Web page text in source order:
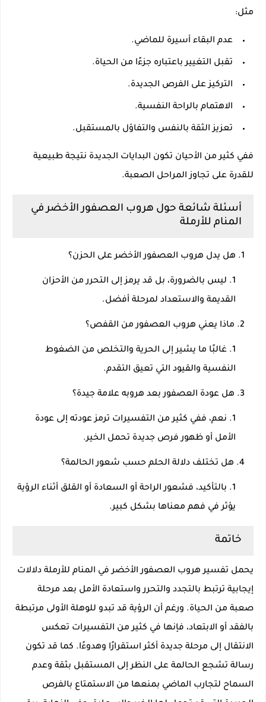
مثل:
عدم البقاء أسيرة للماضي.
تقبل التغيير باعتباره جزءًا من الحياة.
التركيز على الفرص الجديدة.
الاهتمام بالراحة النفسية.
تعزيز الثقة بالنفس والتفاؤل بالمستقبل.
ففي كثير من الأحيان تكون البدايات الجديدة نتيجة طبيعية
للقدرة على تجاوز المراحل الصعبة.
أسئلة شائعة حول هروب العصفور الأخضر في
المنام للأرملة
هل يدل هروب العصفور الأخضر على الحزن؟
ليس بالضرورة، بل قد يرمز إلى التحرر من الأحزان
القديمة والاستعداد لمرحلة أفضل.
ماذا يعني هروب العصفور من القفص؟
غالبًا ما يشير إلى الحرية والتخلص من الضغوط
النفسية والقيود التي تعيق التقدم.
هل عودة العصفور بعد هروبه علامة جيدة؟
نعم، ففي كثير من التفسيرات ترمز عودته إلى عودة
الأمل أو ظهور فرص جديدة تحمل الخير.
هل تختلف دلالة الحلم حسب شعور الحالمة؟
بالتأكيد، فشعور الراحة أو السعادة أو القلق أثناء الرؤية
يؤثر في فهم معناها بشكل كبير.
خاتمة
يحمل تفسير هروب العصفور الأخضر في المنام للأرملة دلالات
إيجابية ترتبط بالتجدد والتحرر واستعادة الأمل بعد مرحلة
صعبة من الحياة. ورغم أن الرؤية قد تبدو للوهلة الأولى مرتبطة
بالفقد أو الابتعاد، فإنها في كثير من التفسيرات تعكس
الانتقال إلى مرحلة جديدة أكثر استقرارًا وهدوءًا. كما قد تكون
رسالة تشجع الحالمة على النظر إلى المستقبل بثقة وعدم
السماح لتجارب الماضي بمنعها من الاستمتاع بالفرص